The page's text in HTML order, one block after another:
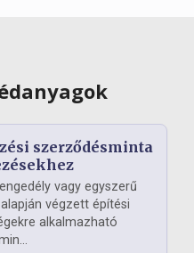
szerződésminta
vagy egyszerű
végzett építési
alkalmazható